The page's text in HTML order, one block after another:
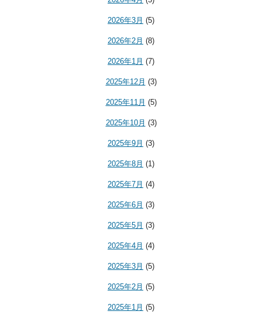
2026年3月 (5)
2026年2月 (8)
2026年1月 (7)
2025年12月 (3)
2025年11月 (5)
2025年10月 (3)
2025年9月 (3)
2025年8月 (1)
2025年7月 (4)
2025年6月 (3)
2025年5月 (3)
2025年4月 (4)
2025年3月 (5)
2025年2月 (5)
2025年1月 (5)